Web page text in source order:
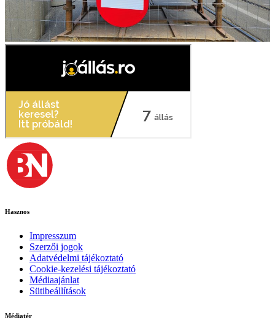
Hasznos
Impresszum
Szerzői jogok
Adatvédelmi tájékoztató
Cookie-kezelési tájékoztató
Médiaajánlat
Sütibeállítások
Médiatér